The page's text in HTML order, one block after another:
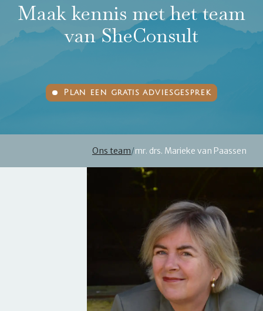
Maak kennis met het team
van SheConsult
Plan een gratis adviesgesprek
Ons team/mr. drs. Marieke van Paassen